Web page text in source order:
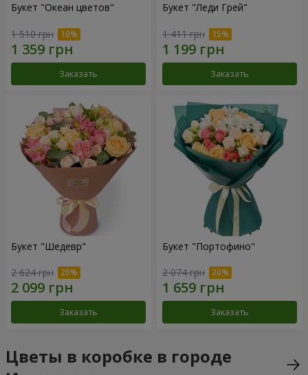
Букет "Океан цветов"
1 510 грн
Заказать
Букет "Леди Грей"
1 411 грн
Заказать
Букет "Шедевр"
2 624 грн
Заказать
Букет "Портофино"
2 074 грн
Заказать
Цветы в коробке в городе